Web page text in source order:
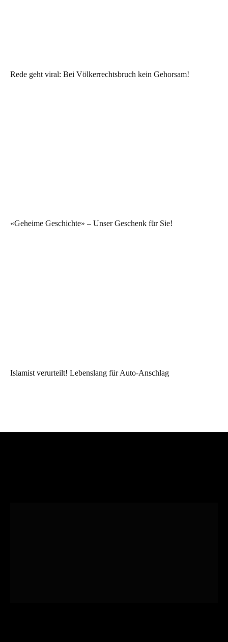
Rede geht viral: Bei Völkerrechtsbruch kein Gehorsam!
«Geheime Geschichte» – Unser Geschenk für Sie!
Islamist verurteilt! Lebenslang für Auto-Anschlag